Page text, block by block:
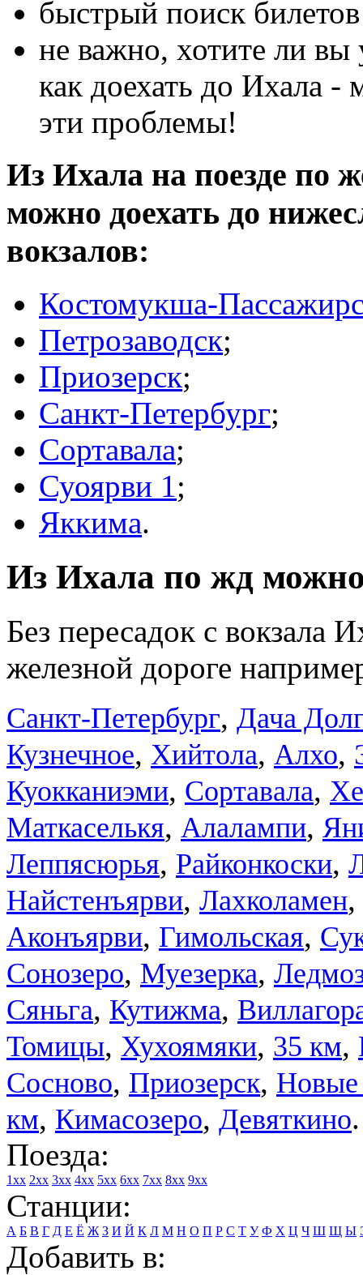
быстрый поиск
не важно, хотите ли вы
как доехать до Ихала
эти проблемы!
Из Ихала на поезде по
можно доехать до
вокзалов:
Костомукша-
Петрозаводск;
Приозерск;
Санкт-Петербург;
Сортавала;
Суоярви 1;
Яккима.
Из Ихала по жд можно
Без пересадок с вокзала
железной дороге
Санкт-Петербург, Дача
Кузнечное, Хийтола, Алхо,
Куокканиэми, Сортавала,
Маткаселькя, Алалампи,
Леппясюрья, Райконкоски,
Найстенъярви, Лахколамен,
Аконъярви, Гимольская,
Сонозеро, Муезерка,
Сяньга, Кутижма,
Томицы, Хухоямяки, 35 км,
Сосново, Приозерск,
км, Кимасозеро, Девяткино.
Поезда:
1xx 2xx 3xx 4xx 5xx 6xx 7xx 8xx 9xx
Станции:
А Б В Г Д Е Ё Ж З И Й К Л М Н О П Р С Т У Ф Х Ц Ч Ш Щ Ы
Добавить в: